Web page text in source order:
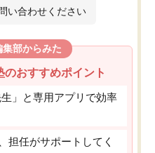
い合わせください
部からみた
おすすめポイント
」と専用アプリで効率
担任がサポートしてく